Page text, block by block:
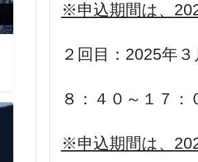
※申込期間は、
２回目：2025年
８：４０～１７：
※申込期間は、